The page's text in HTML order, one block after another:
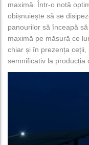
maximă. Într-o notă
obișnuiește să se
panourilor să înceapă
maximă pe măsură ce
chiar și în prezența
semnificativ la producția